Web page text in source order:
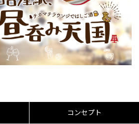
コンセプト